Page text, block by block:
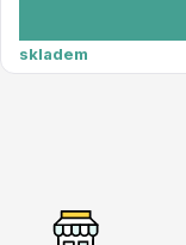
Semena, sadba
skladem